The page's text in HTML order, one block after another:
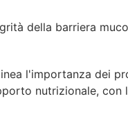
della barriera
l'importanza dei
nutrizionale,